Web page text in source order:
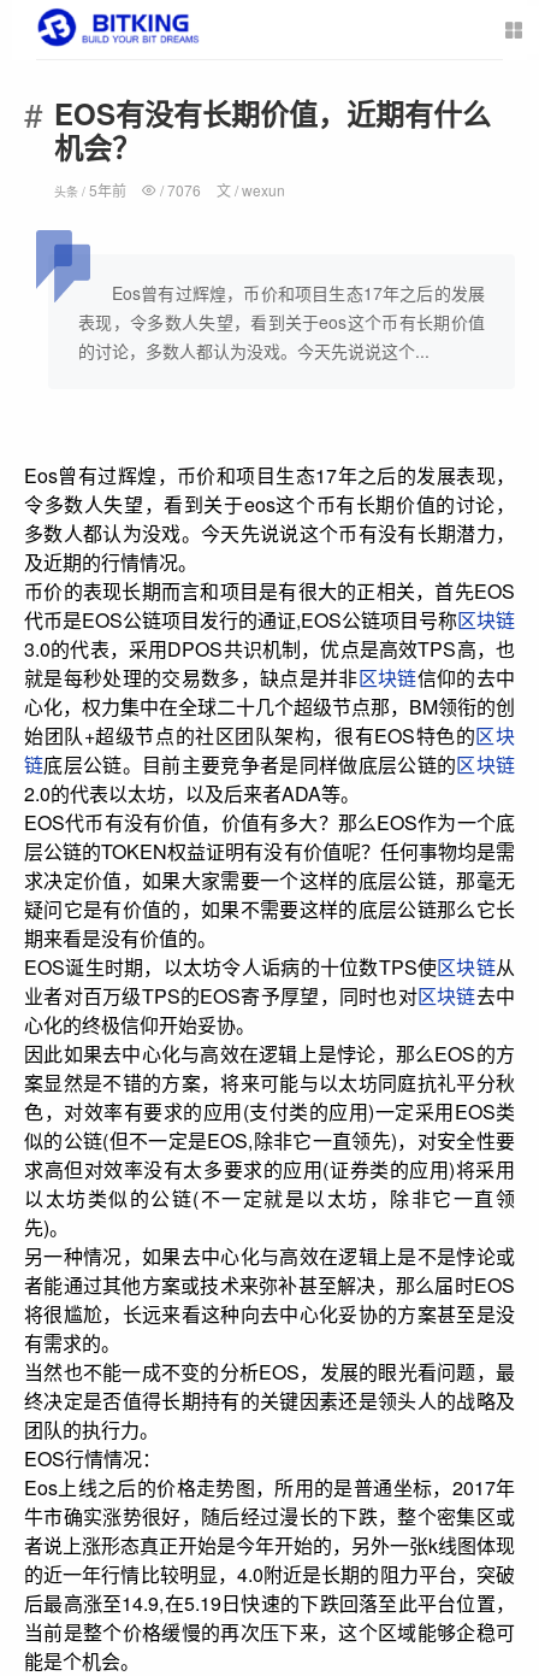
EOS有没有长期价值，近期有什么
机会？
头条 / 5年前 /7076 文 /wexun
Eos曾有过辉煌，币价和项目生态17年之后的发展
表现，令多数人失望，看到关于eos这个币有长期价值
的讨论，多数人都认为没戏。今天先说说这个...
Eos曾有过辉煌，币价和项目生态17年之后的发展表现，
令多数人失望，看到关于eos这个币有长期价值的讨论，
多数人都认为没戏。今天先说说这个币有没有长期潜力，
及近期的行情情况。
币价的表现长期而言和项目是有很大的正相关，首先EOS
代币是EOS公链项目发行的通证,EOS公链项目号称区块链
3.0的代表，采用DPOS共识机制，优点是高效TPS高，也
就是每秒处理的交易数多，缺点是并非区块链信仰的去中
心化，权力集中在全球二十几个超级节点那，BM领衔的创
始团队+超级节点的社区团队架构，很有EOS特色的区块
链底层公链。目前主要竞争者是同样做底层公链的区块链
2.0的代表以太坊，以及后来者ADA等。
EOS代币有没有价值，价值有多大？那么EOS作为一个底
层公链的TOKEN权益证明有没有价值呢？任何事物均是需
求决定价值，如果大家需要一个这样的底层公链，那毫无
疑问它是有价值的，如果不需要这样的底层公链那么它长
期来看是没有价值的。
EOS诞生时期，以太坊令人诟病的十位数TPS使区块链从
业者对百万级TPS的EOS寄予厚望，同时也对区块链去中
心化的终极信仰开始妥协。
因此如果去中心化与高效在逻辑上是悖论，那么EOS的方
案显然是不错的方案，将来可能与以太坊同庭抗礼平分秋
色，对效率有要求的应用(支付类的应用)一定采用EOS类
似的公链(但不一定是EOS,除非它一直领先)，对安全性要
求高但对效率没有太多要求的应用(证券类的应用)将采用
以太坊类似的公链(不一定就是以太坊，除非它一直领
先)。
另一种情况，如果去中心化与高效在逻辑上是不是悖论或
者能通过其他方案或技术来弥补甚至解决，那么届时EOS
将很尴尬，长远来看这种向去中心化妥协的方案甚至是没
有需求的。
当然也不能一成不变的分析EOS，发展的眼光看问题，最
终决定是否值得长期持有的关键因素还是领头人的战略及
团队的执行力。
EOS行情情况：
Eos上线之后的价格走势图，所用的是普通坐标，2017年
牛市确实涨势很好，随后经过漫长的下跌，整个密集区或
者说上涨形态真正开始是今年开始的，另外一张k线图体现
的近一年行情比较明显，4.0附近是长期的阻力平台，突破
后最高涨至14.9,在5.19日快速的下跌回落至此平台位置，
当前是整个价格缓慢的再次压下来，这个区域能够企稳可
能是个机会。